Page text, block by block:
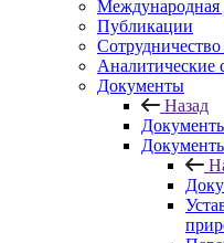
Международная
Публикации
Аналитические
Документы
Назад